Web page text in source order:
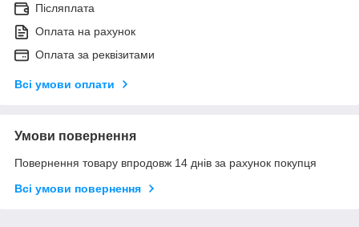
Післяплата
Оплата на рахунок
Оплата за реквізитами
Всі умови оплати
Умови повернення
Повернення товару впродовж 14 днів за рахунок покупця
Всі умови повернення